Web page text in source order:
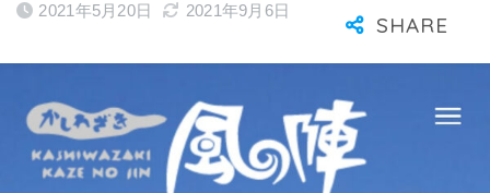
2021年5月20日 2021年9月6日